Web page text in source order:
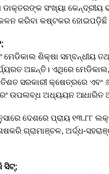
ସଂଖ୍ୟା କେନ୍ଦ୍ରୀୟ
କରିବା କଷ୍ଟକର
ଶିକ୍ଷା ସମ୍ବନ୍ଧୀୟ
ଅଛନ୍ତି। ଏଥିରେ
ସରକାରୀ କ୍ଷେତ୍ରରେ ଏବଂ
ବରଂ ଉପଲବ୍ଧ ଅଧ୍ୟୟନ ଆଧାରିତ
ଦେଶରେ ପ୍ରାୟ ୧୩.୮୮
ଗ୍ରାମାଞ୍ଚଳ, ଅର୍ଦ୍ଧ-
ସିଟ୍;